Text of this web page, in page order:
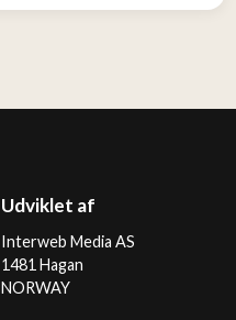
Udviklet af
Interweb Media AS
1481 Hagan
NORWAY